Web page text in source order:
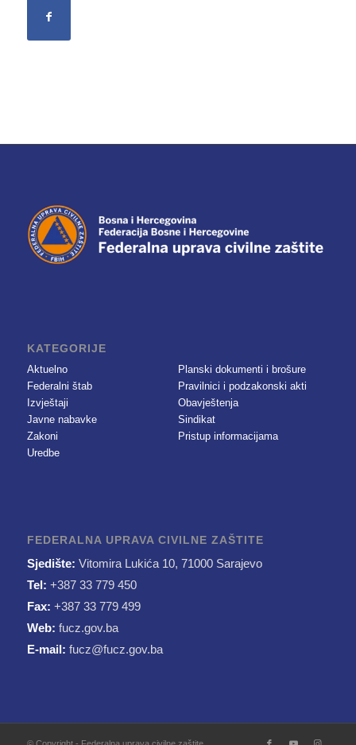
KATEGORIJE
Aktuelno
Federalni štab
Izvještaji
Javne nabavke
Zakoni
Uredbe
Planski dokumenti i brošure
Pravilnici i podzakonski akti
Obavještenja
Sindikat
Pristup informacijama
FEDERALNA UPRAVA CIVILNE ZAŠTITE
Sjedište: Vitomira Lukića 10, 71000 Sarajevo
Tel: +387 33 779 450
Fax: +387 33 779 499
Web: fucz.gov.ba
E-mail: fucz@fucz.gov.ba